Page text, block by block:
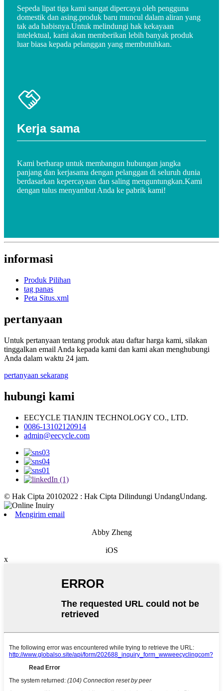
Sepeda lipat tiga kami sangat dipercaya oleh pengguna
domestik dan asing.produk baru muncul dalam aliran yang
tak ada habisnya.Untuk melindungi hak kekayaan
intelektual, kami akan memberikan lebih banyak produk
luar biasa kepada pelanggan yang membutuhkan.
Kerja sama
Kami berharap untuk membangun hubungan jangka
panjang dan kerjasama dengan pelanggan di seluruh dunia
berdasarkan kepercayaan dan saling menguntungkan.Kami
dengan tulus menyambut Anda ke pabrik kami!
informasi
Produk Pilihan
tag panas
Peta Situs.xml
pertanyaan
Untuk pertanyaan tentang produk atau daftar harga kami, silakan
tinggalkan email Anda kepada kami dan kami akan menghubungi
Anda dalam waktu 24 jam.
pertanyaan sekarang
hubungi kami
EECYCLE TIANJIN TECHNOLOGY CO., LTD.
0086-13102120914
admin@eecycle.com
© Hak Cipta 20102022 : Hak Cipta Dilindungi UndangUndang.
Mengirim email
Abby Zheng
iOS
x